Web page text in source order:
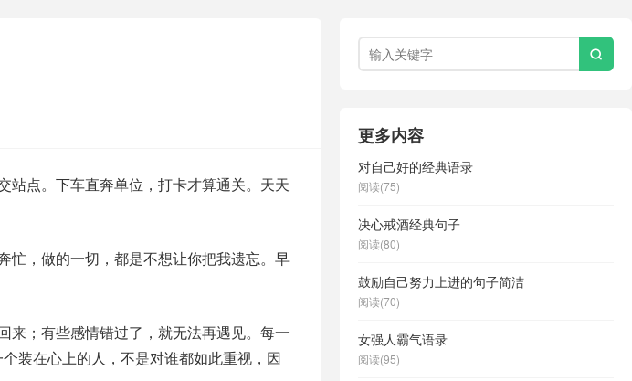
站点。下车直奔单位，打卡才算通关。天天
忙，做的一切，都是不想让你把我遗忘。早
来；有些感情错过了，就无法再遇见。每一
装在心上的人，不是对谁都如此重视，因

更多内容
对自己好的经典语录
阅读(75)
决心戒酒经典句子
阅读(80)
鼓励自己努力上进的句子简洁
阅读(70)
女强人霸气语录
阅读(95)